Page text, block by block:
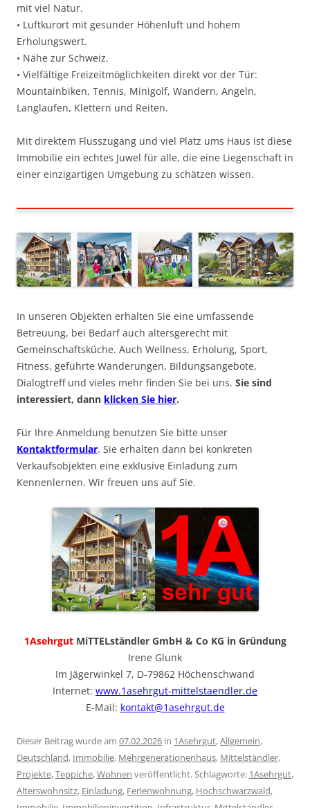
mit viel Natur.
• Luftkurort mit gesunder Höhenluft und hohem
Erholungswert.
• Nähe zur Schweiz.
• Vielfältige Freizeitmöglichkeiten direkt vor der Tür:
Mountainbiken, Tennis, Minigolf, Wandern, Angeln,
Langlaufen, Klettern und Reiten.
Mit direktem Flusszugang und viel Platz ums Haus ist diese
Immobilie ein echtes Juwel für alle, die eine Liegenschaft in
einer einzigartigen Umgebung zu schätzen wissen.
In unseren Objekten erhalten Sie eine umfassende
Betreuung, bei Bedarf auch altersgerecht mit
Gemeinschaftsküche. Auch Wellness, Erholung, Sport,
Fitness, geführte Wanderungen, Bildungsangebote,
Dialogtreff und vieles mehr finden Sie bei uns. Sie sind
interessiert, dann klicken Sie hier.
Für Ihre Anmeldung benutzen Sie bitte unser
Kontaktformular. Sie erhalten dann bei konkreten
Verkaufsobjekten eine exklusive Einladung zum
Kennenlernen. Wir freuen uns auf Sie.
1AsehrgutMiTTELständler GmbH & Co KG in Gründung
Irene Glunk
Im Jägerwinkel 7, D-79862 Höchenschwand
Internet: www.1asehrgut-mittelstaendler.de
E-Mail: kontakt@1asehrgut.de
Dieser Beitrag wurde am 07.02.2026 in 1Asehrgut,Allgemein,
Deutschland, Immobilie, Mehrgenerationenhaus, Mittelständler,
Projekte,Teppiche,Wohnen veröffentlicht. Schlagworte: 1Asehrgut,
Alterswohnsitz, Einladung, Ferienwohnung, Hochschwarzwald,